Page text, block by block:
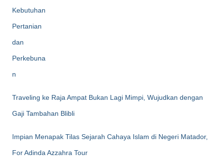
Traveling ke Raja Ampat Bukan Lagi Mimpi, Wujudkan dengan
Gaji Tambahan Blibli
Impian Menapak Tilas Sejarah Cahaya Islam di Negeri Matador,
For Adinda Azzahra Tour